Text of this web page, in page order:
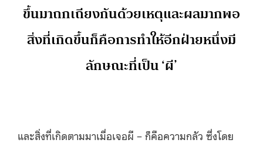
ขึ้นมาถกเถียงกันด้วยเหตุและผลมากพอ
สิ่งที่เกิดขึ้นก็คือการทำให้อีกฝ่ายหนึ่งมี
ลักษณะที่เป็น ‘ผี’
และสิ่งที่เกิดตามมาเมื่อเจอผี – ก็คือความกลัว ซึ่งโดย